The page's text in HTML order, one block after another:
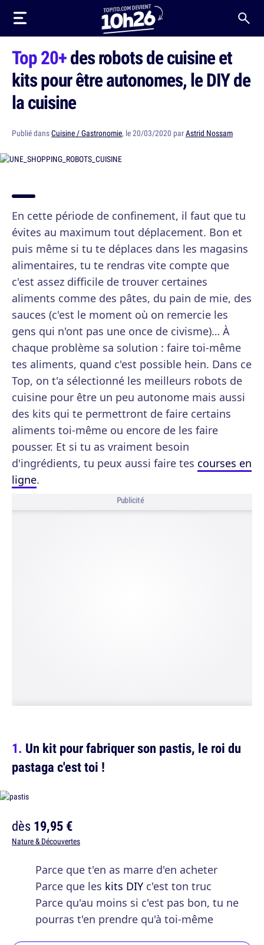
Top 20+des robots de cuisine et
kits pour être autonomes, le DIY de
la cuisine
Publié dansCuisine / Gastronomie, le 20/03/2020 parAstrid Nossam
En cette période de confinement, il faut que tu
évites au maximum tout déplacement. Bon et
puis même si tu te déplaces dans les magasins
alimentaires, tu te rendras vite compte que
c'est assez difficile de trouver certaines
aliments comme des pâtes, du pain de mie, des
sauces (c'est le moment où on remercie les
gens qui n'ont pas une once de civisme)… À
chaque problème sa solution : faire toi-même
tes aliments, quand c'est possible hein. Dans ce
Top, on t'a sélectionné les meilleurs robots de
cuisine pour être un peu autonome mais aussi
des kits qui te permettront de faire certains
aliments toi-même ou encore de les faire
pousser. Et si tu as vraiment besoin
d'ingrédients, tu peux aussi faire tes courses en
ligne.
Publicité
Un kit pour fabriquer son pastis, le roi du
pastaga c'est toi !
dès19,95 €
Nature & Découvertes
Parce que t'en as marre d'en acheter
Parce que les kits DIY c'est ton truc
Parce qu'au moins si c'est pas bon, tu ne
pourras t'en prendre qu'à toi-même